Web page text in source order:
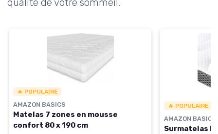
🔥 POPULAIRE
AMAZON BASICS
Matelas 7 zones en mousse
confort 80 x 190 cm
🔥 POPULAIRE
AMAZON BASICS
Surmatelas